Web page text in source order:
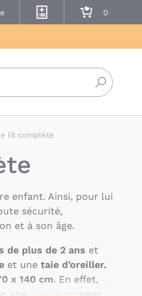
Mes listes de naissance
Mon panier
lit complète
enfant. Ainsi, pour lui
sécurité,
et à son âge.
de plus de 2 ans et
et une taie d’oreiller.
x 140 cm. En effet,